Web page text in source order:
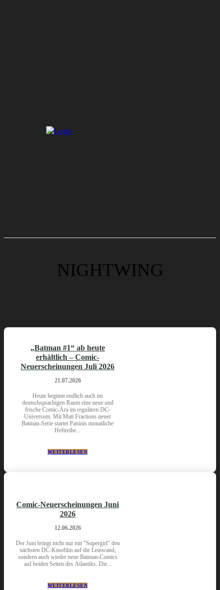
NIGHTWING
„Batman #1“ ab heute
erhältlich – Comic-
Neuerscheinungen Juli 2026
21.07.2026
Heute beginnt endlich auch im
deutschsprachigen Raum eine neue und
frische Comic-Ära im regulären DC-
Universum. Mit Matt Fractions neuer
Batman-Serie startet Paninis monatliche
Heftreihe...
WEITERLESEN
Comic-Neuerscheinungen Juni
2026
12.06.2026
Der Juni bringt nicht nur mit "Supergirl" den
nächsten DC-Kinofilm auf die Leinwand,
sondern auch wieder neue Batman-Comics
auf beiden Seiten des Atlantiks. Die...
WEITERLESEN